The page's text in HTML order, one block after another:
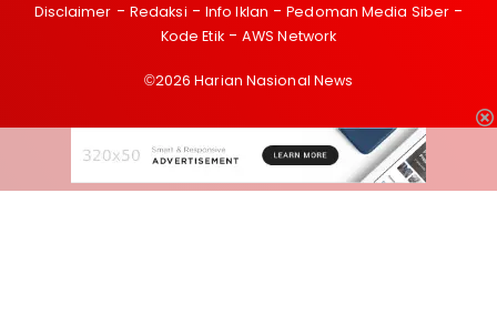
Disclaimer Redaksi Info Iklan
Pedoman Media Siber
Kode Etik
AWS Network
©2026 Harian Nasional News